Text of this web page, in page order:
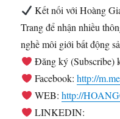
Kết nối với Hoàng
Trang để nhận nhiều
nghề môi giới bất động
Đăng ký (Subscribe)
Facebook: http://
WEB: http://
LINKEDIN: